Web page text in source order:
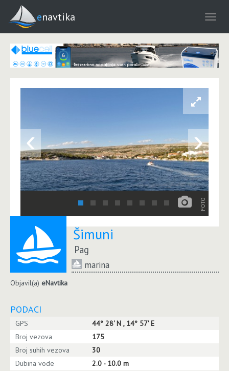
enavtika
‹ ›
FOTO
Šimuni
Pag
marina
Objavil(a) eNavtika
PODACI
GPS
44° 28' N , 14° 57' E
Broj vezova
175
Broj suhih vezova
30
Dubina vode
2.0 - 10.0 m